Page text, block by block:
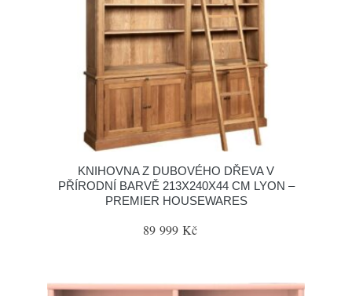
KNIHOVNA Z DUBOVÉHO DŘEVA V
PŘÍRODNÍ BARVĚ 213X240X44 CM LYON –
PREMIER HOUSEWARES
89 999 Kč